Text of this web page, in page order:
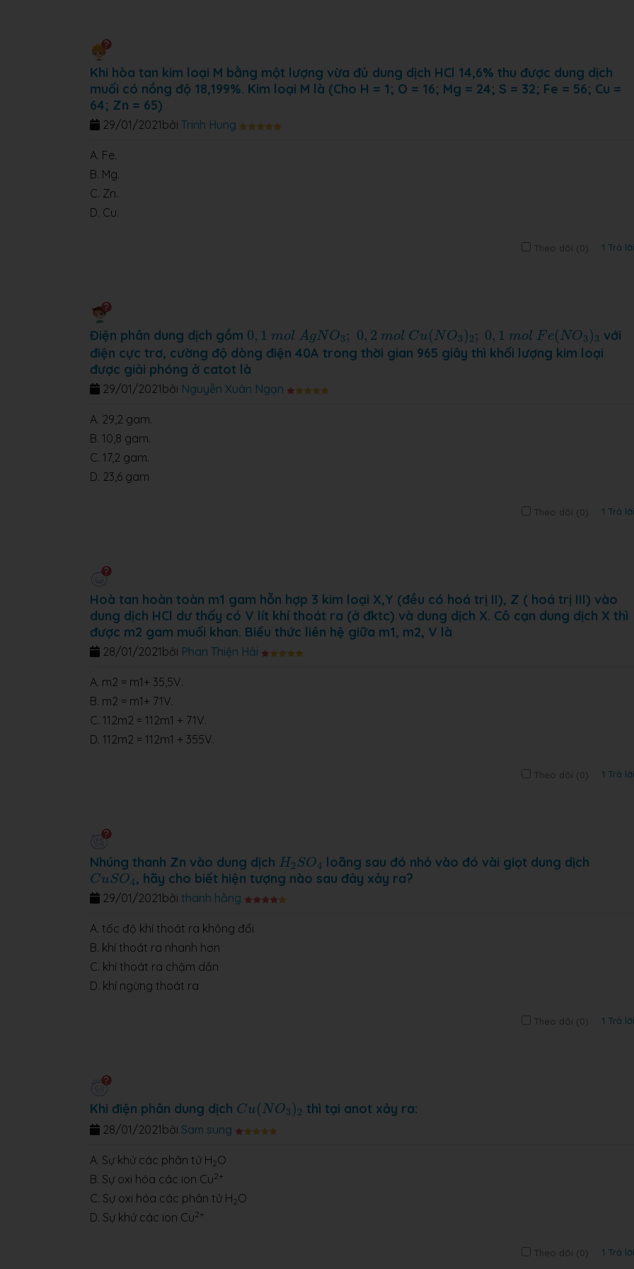
Khi hòa tan kim loại M bằng một lượng vừa đủ dung dịch HCl 14,6% thu được dung dịch
muối có nồng độ 18,199%. Kim loại M là (Cho H = 1; O = 16; Mg = 24; S = 32; Fe = 56; Cu =
64; Zn = 65)
bởi Trinh Hung
29/01/2021
A. Fe.
B. Mg.
C. Zn.
D. Cu.
Theo dõi (0) 1 Trả lời
Điện phân dung dịch gồm 0, 1 mol AgN O3; 0, 2 mol Cu(N O3)2 ; 0, 1 mol F e(NO3)3
0 1 mol Ag NO3 0,2 mol Cu (NO3) 2 0,1 mo F e( N O3)3
với
điện cực trơ, cường độ dòng điện 40A trong thời gian 965 giây thì khối lượng kim loại
được giải phóng ở catot là
bởi Nguyễn Xuân Ngạn
29/01/2021
A. 29,2 gam.
B. 10,8 gam.
C. 17,2 gam.
D. 23,6 gam
Theo dõi (0) 1 Trả lời
Hoà tan hoàn toàn m1 gam hỗn hợp 3 kim loại X,Y (đều có hoá trị II), Z ( hoá trị III) vào
dung dịch HCl dư thấy có V lít khí thoát ra (ở đktc) và dung dịch X. Cô cạn dung dịch X thì
được m2 gam muối khan. Biểu thức liên hệ giữa m1, m2, V là
bởi Phan Thiện Hải
28/01/2021
A. m2 = m1+ 35,5V.
B. m2 = m1+ 71V.
C. 112m2 = 112m1 + 71V.
D. 112m2 = 112m1 + 355V.
Theo dõi (0) 1 Trả lời
Nhúng thanh Zn vào dung dịch H2SO4
H2 SO loãng sau đó nhỏ vào đó vài giọt dung dịch
CuSO4
CuSO4 , hãy cho biết hiện tượng nào sau đây xảy ra?
bởi thanh hằng
29/01/2021
A. tốc độ khí thoát ra không đổi
B. khí thoát ra nhanh hơn
C. khí thoát ra chậm dần
D. khí ngừng thoát ra
Theo dõi (0) 1 Trả lời
Khi điện phân dung dịch Cu(N O3)2
Cu (NO3 )2 thì tại anot xảy ra:
bởi Sam sung
28/01/2021
A. Sự khử các phân tử H2O
B. Sự oxi hóa các ion Cu2+
C. Sự oxi hóa các phân tử H2O
D. Sự khử các ion Cu2+
Theo dõi (0) 1 Trả lời